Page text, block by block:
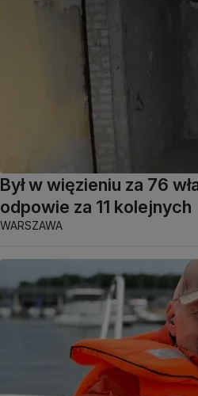
Był w więzieniu za 76
odpowie za 11 kolejnych
WARSZAWA